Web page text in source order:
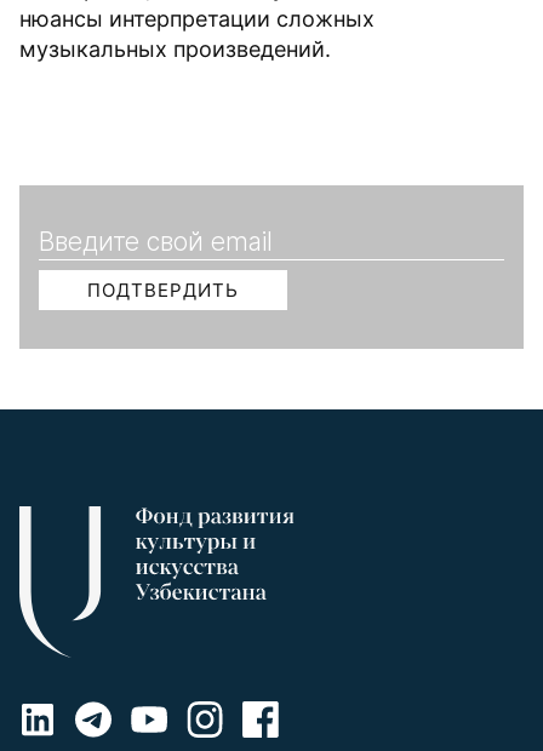
нюансы интерпретации сложных
музыкальных произведений.